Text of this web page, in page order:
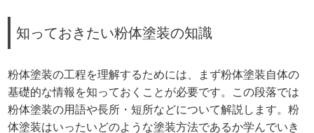
知っておきたい粉体塗装の知識
粉体塗装の工程を理解するためには、まず粉体塗装自体の
基礎的な情報を知っておくことが必要です。この段落では
粉体塗装の用語や長所・短所などについて解説します。粉
体塗装はいったいどのような塗装方法であるか学んでいき